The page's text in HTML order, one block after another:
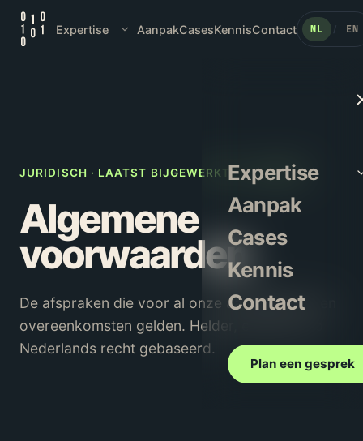
Expertise AanpakCasesKennisContact NL / EN
Expertise
Aanpak
Cases
Kennis
Contact
Plan een gesprek
JURIDISCH · LAATST BIJGEWERKT: 1 JAN 2023
Algemene
voorwaarden
De afspraken die voor al onze aanbiedingen en
overeenkomsten gelden. Helder, eerlijk en op
Nederlands recht gebaseerd.